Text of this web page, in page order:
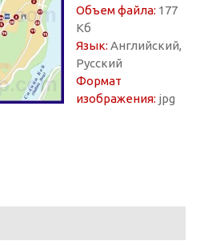
Объем файла: 177
Кб
Язык: Английский,
Русский
Формат
изображения: jpg